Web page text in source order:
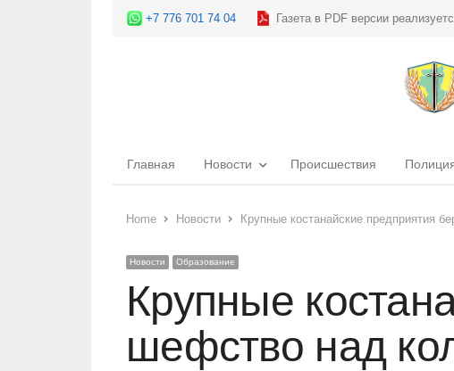
+7 776 701 74 04 Газета в PDF версии
Главная Новости Происшествия
Home
Новости Крупные костанайские предприятия
Новости Образование
Крупные
шефство над